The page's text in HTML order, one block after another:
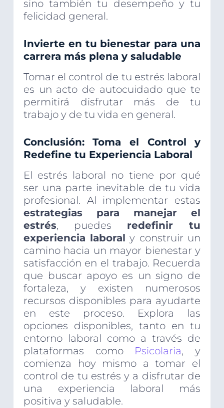
sino también tu desempeño y tu
felicidad general.
Invierte en tu bienestar para una
carrera más plena y saludable
Tomar el control de tu estrés laboral
es un acto de autocuidado que te
permitirá disfrutar más de tu
trabajo y de tu vida en general.
Conclusión: Toma el Control y
Redefine tu Experiencia Laboral
El estrés laboral no tiene por qué
ser una parte inevitable de tu vida
profesional. Al implementar estas
estrategias para manejar el
estrés, puedes redefinir tu
experiencia laboral y construir un
camino hacia un mayor bienestar y
satisfacción en el trabajo. Recuerda
que buscar apoyo es un signo de
fortaleza, y existen numerosos
recursos disponibles para ayudarte
en este proceso. Explora las
opciones disponibles, tanto en tu
entorno laboral como a través de
plataformas como Psicolaria, y
comienza hoy mismo a tomar el
control de tu estrés y a disfrutar de
una experiencia laboral más
positiva y saludable.